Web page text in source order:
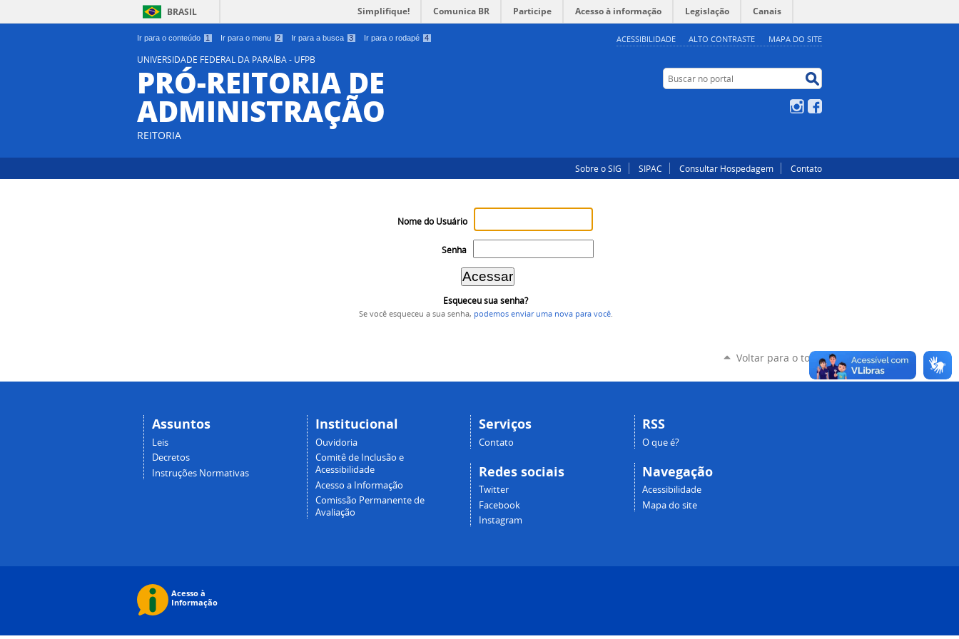
Ir para o conteúdo 1 Ir para o menu 2 Ir para a busca 3 Ir para o rodapé 4 ACESSIBILIDADE ALTO CONTRASTE MAPA DO SITE
BRASIL Simplifique! Comunica BR Participe Acesso à informação Legislação Canais
UNIVERSIDADE FEDERAL DA PARAÍBA - UFPB
PRÓ-REITORIA DE
ADMINISTRAÇÃO
REITORIA
Buscar no portal
Instagram
Sobre o SIG SIPAC Consultar Hospedagem Contato
Nome do Usuário
Senha
Esqueceu sua senha?
Se você esqueceu a sua senha, podemos enviar uma nova para você.
Voltar para o topo
Assuntos
Leis
Decretos
Instruções Normativas
Institucional
Ouvidoria
Comitê de Inclusão e
Acessibilidade
Acesso a Informação
Comissão Permanente de
Avaliação
Serviços
Contato
Redes sociais
Twitter
Facebook
Instagram
RSS
O que é?
Navegação
Acessibilidade
Mapa do site